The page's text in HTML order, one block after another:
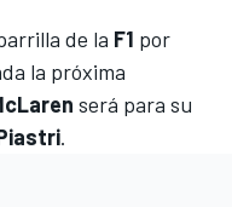
de la F1 por
la próxima
será para su
.